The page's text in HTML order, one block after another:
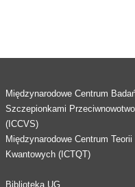
Międzynarodowe Centrum
Szczepionkami
(ICCVS)
Międzynarodowe Centrum Teorii
Kwantowych (ICTQT)
Biblioteka UG